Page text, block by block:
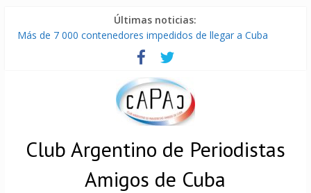
Últimas noticias:
Más de 7 000 contenedores impedidos de llegar a Cuba
El regreso del macartismo: la farsa del informe que hace de
Milei firmó memorándum con EE.UU sin informarlo
China presenta robots que pueden razonar, moverse y asistir
La Habana avanza en reconexión tras nuevo apagón
Club Argentino de Periodistas
Amigos de Cuba